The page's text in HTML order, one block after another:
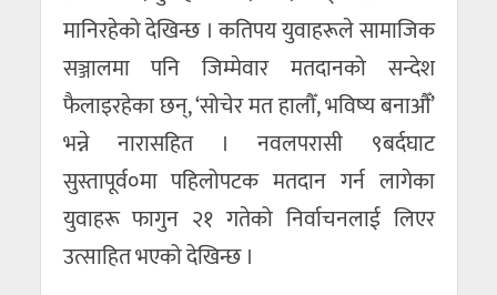
मानिरहेको देखिन्छ । कतिपय युवाहरूले सामाजिक
सञ्जालमा पनि जिम्मेवार मतदानको सन्देश
फैलाइरहेका छन्, ‘सोचेर मत हालौँ, भविष्य बनाऔँ’
भन्ने नारासहित । नवलपरासी ९बर्दघाट
सुस्तापूर्व०मा पहिलोपटक मतदान गर्न लागेका
युवाहरू फागुन २१ गतेको निर्वाचनलाई लिएर
उत्साहित भएको देखिन्छ ।